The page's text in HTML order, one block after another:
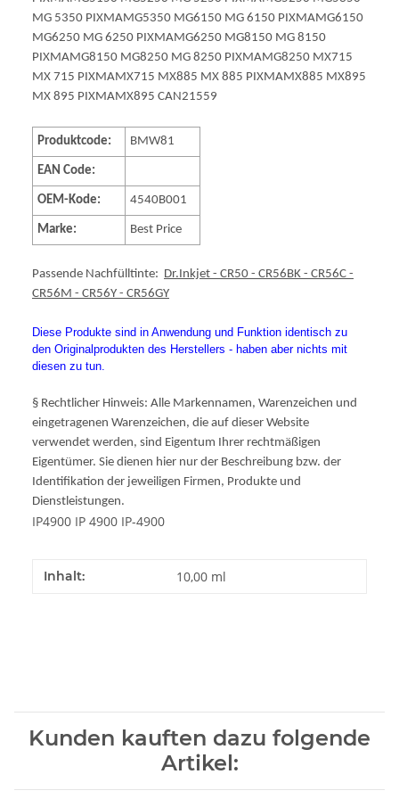
MG 5350 PIXMAMG5350 MG6150 MG 6150 PIXMAMG6150
MG6250 MG 6250 PIXMAMG6250 MG8150 MG 8150
PIXMAMG8150 MG8250 MG 8250 PIXMAMG8250 MX715
MX 715 PIXMAMX715 MX885 MX 885 PIXMAMX885 MX895
MX 895 PIXMAMX895 CAN21559
Produktcode: BMW81
EAN Code:
OEM-Kode: 4540B001
Marke: Best Price
Passende Nachfülltinte: Dr.Inkjet - CR50 - CR56BK - CR56C -
CR56M - CR56Y - CR56GY
Diese Produkte sind in Anwendung und Funktion identisch zu
den Originalprodukten des Herstellers - haben aber nichts mit
diesen zu tun.
§ Rechtlicher Hinweis: Alle Markennamen, Warenzeichen und
eingetragenen Warenzeichen, die auf dieser Website
verwendet werden, sind Eigentum Ihrer rechtmäßigen
Eigentümer. Sie dienen hier nur der Beschreibung bzw. der
Identifikation der jeweiligen Firmen, Produkte und
Dienstleistungen.
IP4900 IP 4900 IP-4900
Inhalt: 10,00 ml
Kunden kauften dazu folgende
Artikel: